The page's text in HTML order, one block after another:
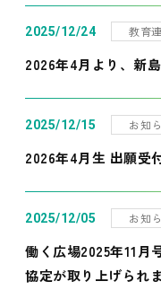
2025/12/24 教育
2026年4月より、新
2025/12/15 お知
2026年4月生 出願受
2025/12/05 お知
働く広場2025年11月
協定が取り上げられ